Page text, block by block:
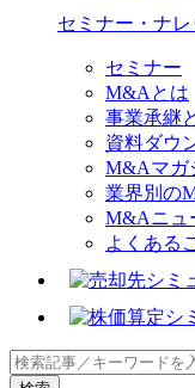
セミナー・ナレ
セミナー
M&Aとは
事業承継
資料ダウ
M&Aマガ
業界別の
M&Aニュ
よくある